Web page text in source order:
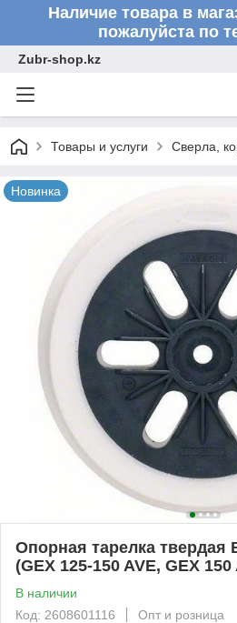
Наличие товара в
пожалуйста по
Zubr-shop.kz
Товары и услуги Сверла,
Новинка
Опорная тарелка твердая
(GEX 125-150 AVE, GEX
В наличии
Код: 2608601116
Опт и розница